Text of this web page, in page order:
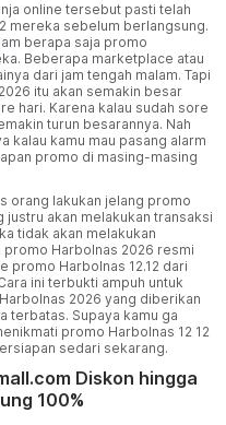
online tersebut pasti telah
mereka sebelum berlangsung.
berapa saja promo
Beberapa marketplace atau
dari jam tengah malam. Tapi
itu akan semakin besar
hari. Karena kalau sudah sore
turun besarannya. Nah
kalau kamu mau pasang alarm
promo di masing-masing
orang lakukan jelang promo
justru akan melakukan transaksi
tidak akan melakukan
Harbolnas 2026 resmi
promo Harbolnas 12.12 dari
ini terbukti ampuh untuk
2026 yang diberikan
terbatas. Supaya kamu ga
promo Harbolnas 12 12
sedari sekarang.
Diskon hingga
100%